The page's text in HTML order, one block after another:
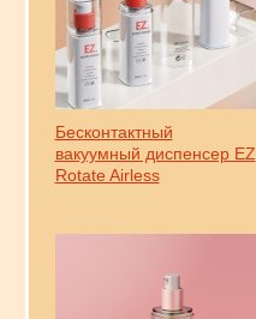
Бесконтактный
вакуумный диспенсер EZ
Rotate Airless